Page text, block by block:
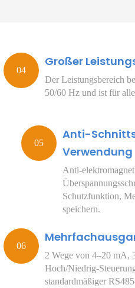
Großer
Der Leistungsbereich
50/60 Hz und ist für
Anti-
Verwendung
Anti-
Schutzfunktion,
speichern.
2 Wege von 4–20 mA,
Hoch/Niedrig-
standardmäßiger